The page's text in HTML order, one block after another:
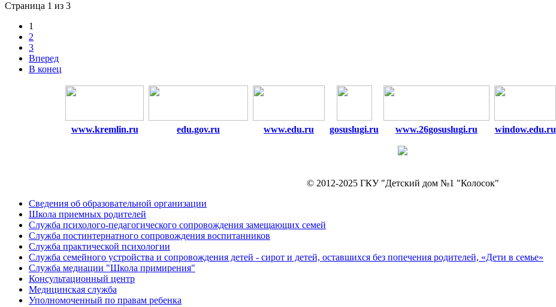
Страница 1 из 3
1
2
3
Вперед
В конец
www.kremlin.ru edu.gov.ru www.edu.ru gosuslugi.ru www.26gosuslugi.ru window.edu.ru
© 2012-2025 ГКУ "Детский дом №1 "Колосок"
Сведения об образовательной организации
Школа приемных родителей
Служба психолого-педагогического сопровождения замещающих семей
Cлужба постинтернатного сопровождения воспитанников
Служба практической психологии
Служба семейного устройства и сопровождения детей - сирот и детей, оставшихся без попечения родителей, «Дети в семье»
Служба медиации "Школа примирения"
Консультационный центр
Медицинская служба
Уполномоченный по правам ребенка